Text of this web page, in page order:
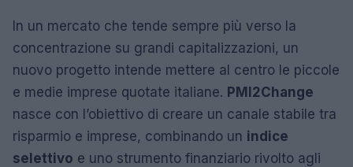
In un mercato che tende sempre più verso la
concentrazione su grandi capitalizzazioni, un
nuovo progetto intende mettere al centro le piccole
e medie imprese quotate italiane. PMI2Change
nasce con l’obiettivo di creare un canale stabile tra
risparmio e imprese, combinando un indice
selettivo e uno strumento finanziario rivolto agli